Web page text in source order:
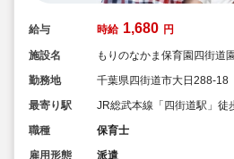
給与 時給 1,680 円
施設名
もりのなかま保育園四街道園
勤務地
千葉県四街道市大日288-18
最寄り駅
JR総武本線「四街道駅」徒
職種
保育士
雇用形態
派遣